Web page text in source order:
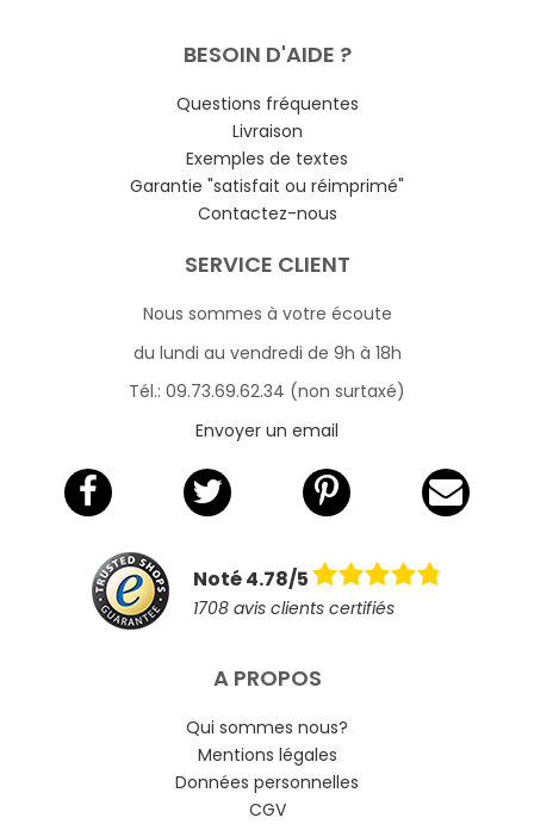
BESOIN D'AIDE ?
Questions fréquentes
Livraison
Exemples de textes
Garantie "satisfait ou réimprimé"
Contactez-nous
SERVICE CLIENT
Nous sommes à votre écoute
du lundi au vendredi de 9h à 18h
Tél.: 09.73.69.62.34 (non surtaxé)
Envoyer un email
Noté 4.78/5
1708 avis clients certifiés
A PROPOS
Qui sommes nous?
Mentions légales
Données personnelles
CGV